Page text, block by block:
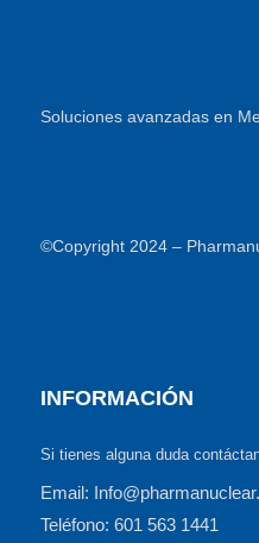
Soluciones avanzadas en
©Copyright 2024 –
INFORMACIÓN
Si tienes alguna duda
Email:
Teléfono: 601 563 1441